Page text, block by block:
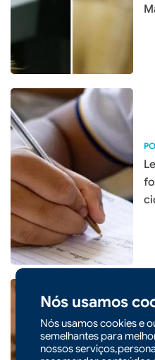
Nós usamos
Nós usamos cookies e
semelhantes para
nossos